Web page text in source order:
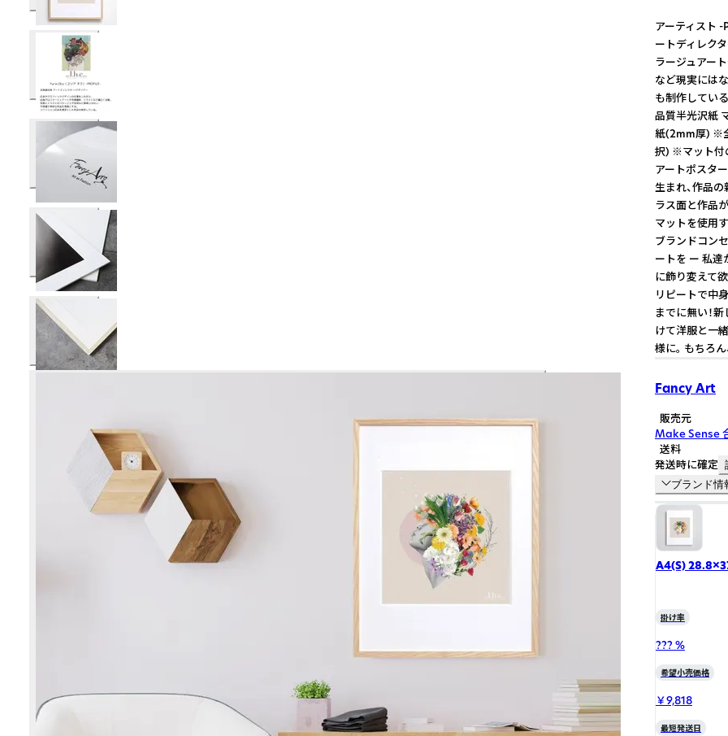
アーティスト
ートディレク
ラージュアー
など現実には
も制作してい
品質半光沢紙
紙(2mm厚) ※
択) ※マット付
アートポスタ
生まれ、作品
ラス面と作品
マットを使用
ブランドコン
ートを ー 私達
に飾り変えて
リピートで中
までに無い！
けて洋服と一
様に。 もちろ
Fancy Art
販売元
Make Sense
送料
発送時に確定
ブランド情
A4(S)
掛け率
??? %
希望小売価格
￥9,818
最短発送日